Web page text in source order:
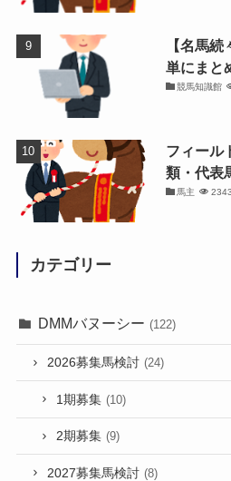
【名馬
単にまと
競馬知識館
フィール
類・代表
馬主 2343
カテゴリー
DMMバヌーシー (122)
2026募集馬検討 (24)
1期募集 (10)
2期募集 (9)
2027募集馬検討 (8)